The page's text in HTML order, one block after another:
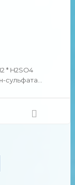
* H2SO4
сульфата
бежевого